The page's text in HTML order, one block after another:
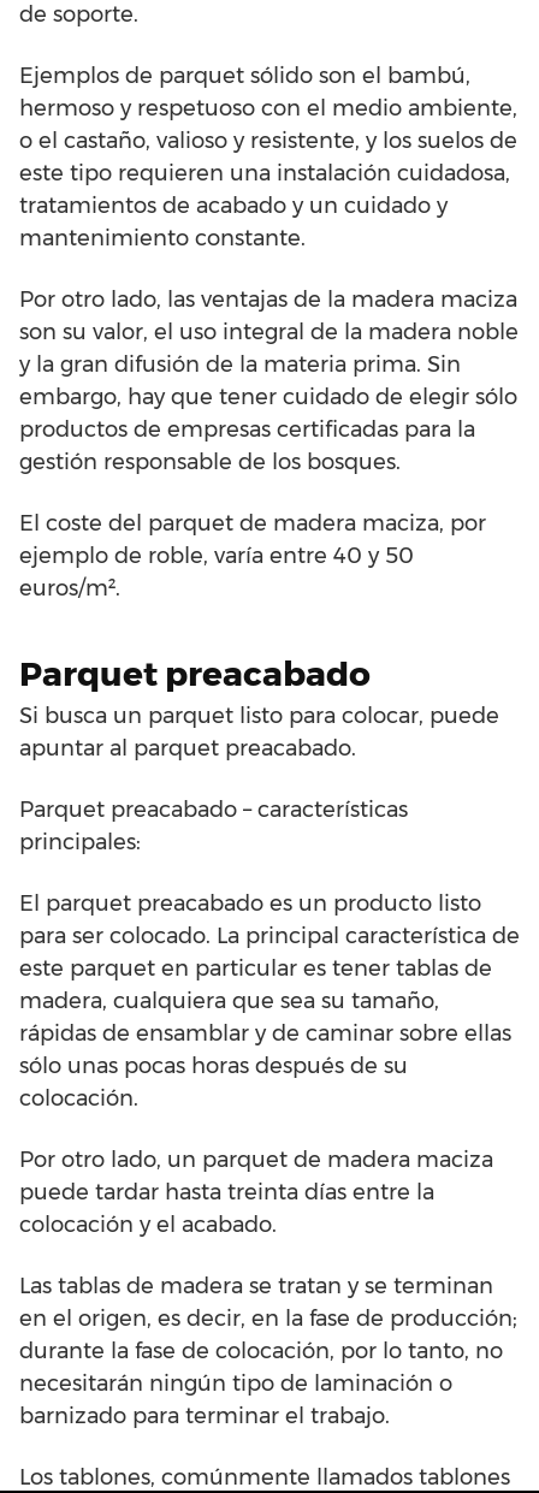
de soporte.
Ejemplos de parquet sólido son el bambú,
hermoso y respetuoso con el medio ambiente,
o el castaño, valioso y resistente, y los suelos de
este tipo requieren una instalación cuidadosa,
tratamientos de acabado y un cuidado y
mantenimiento constante.
Por otro lado, las ventajas de la madera maciza
son su valor, el uso integral de la madera noble
y la gran difusión de la materia prima. Sin
embargo, hay que tener cuidado de elegir sólo
productos de empresas certificadas para la
gestión responsable de los bosques.
El coste del parquet de madera maciza, por
ejemplo de roble, varía entre 40 y 50
euros/m².
Parquet preacabado
Si busca un parquet listo para colocar, puede
apuntar al parquet preacabado.
Parquet preacabado – características
principales:
El parquet preacabado es un producto listo
para ser colocado. La principal característica de
este parquet en particular es tener tablas de
madera, cualquiera que sea su tamaño,
rápidas de ensamblar y de caminar sobre ellas
sólo unas pocas horas después de su
colocación.
Por otro lado, un parquet de madera maciza
puede tardar hasta treinta días entre la
colocación y el acabado.
Las tablas de madera se tratan y se terminan
en el origen, es decir, en la fase de producción;
durante la fase de colocación, por lo tanto, no
necesitarán ningún tipo de laminación o
barnizado para terminar el trabajo.
Los tablones, comúnmente llamados tablones